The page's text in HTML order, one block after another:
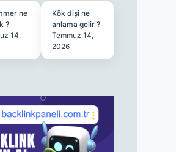
ne
?
14,
Kök dişi ne
anlama gelir ?
Temmuz 14,
2026